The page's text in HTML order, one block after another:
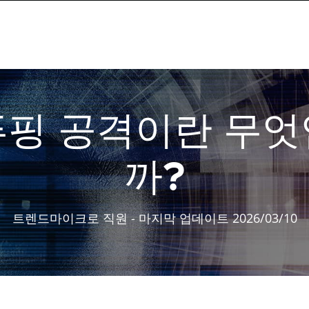
공격이란 무
까?
트렌드마이크로 직원- 마지막 업데이트 2026/03/10